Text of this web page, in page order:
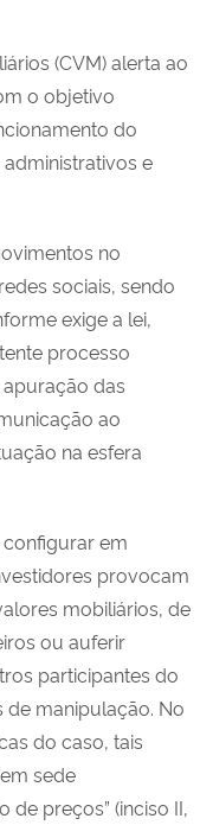
(CVM) alerta ao
o objetivo
do
e
no
sociais, sendo
exige a lei,
processo
das
ao
na esfera
em
provocam
mobiliários, de
ou auferir
participantes do
manipulação. No
do caso, tais
sede
de preços” (inciso II,